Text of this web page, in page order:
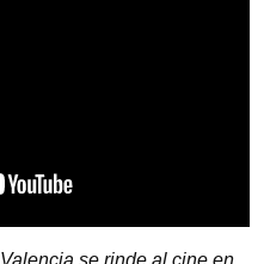
Valencia se rinde al cine en